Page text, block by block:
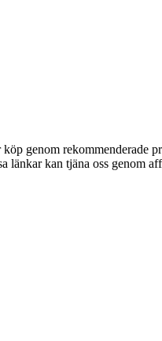
genom rekommenderade
länkar kan tjäna oss genom